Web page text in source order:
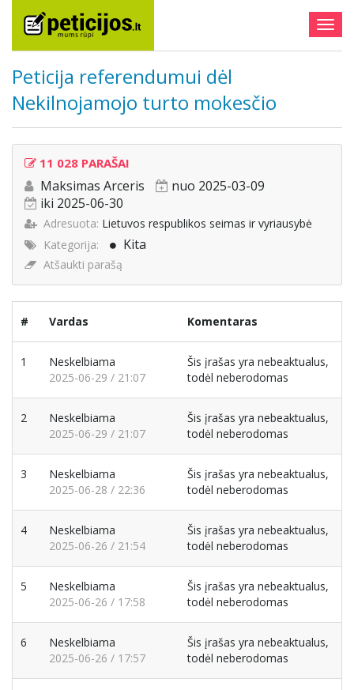
Peticija referendumui dėl
Nekilnojamojo turto mokesčio
11 028 PARAŠAI
Maksimas Arceris
nuo 2025-03-09
iki 2025-06-30
Adresuota: Lietuvos respublikos seimas ir vyriausybė
Kategorija:
Kita
Atšaukti parašą
# Vardas Komentaras
1
Neskelbiama
2025-06-29 / 21:07
Šis įrašas yra nebeaktualus,
todėl neberodomas
2
Neskelbiama
2025-06-29 / 21:07
Šis įrašas yra nebeaktualus,
todėl neberodomas
3
Neskelbiama
2025-06-28 / 22:36
Šis įrašas yra nebeaktualus,
todėl neberodomas
4
Neskelbiama
2025-06-26 / 21:54
Šis įrašas yra nebeaktualus,
todėl neberodomas
5
Neskelbiama
2025-06-26 / 17:58
Šis įrašas yra nebeaktualus,
todėl neberodomas
6
Neskelbiama
2025-06-26 / 17:57
Šis įrašas yra nebeaktualus,
todėl neberodomas